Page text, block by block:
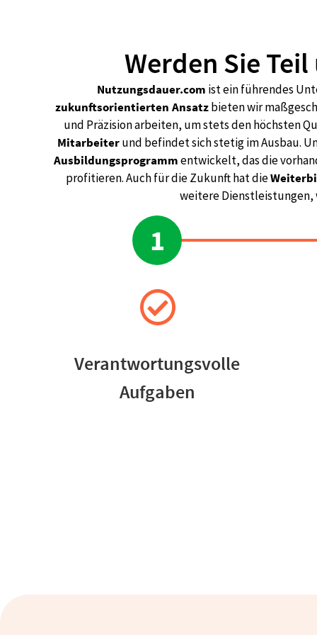
Werden Sie
Nutzungsdauer.com ist ein führendes
zukunftsorientierten Ansatzbieten wir
und Präzision arbeiten, um stets den höchsten
Mitarbeiterund befindet sich stetig im Ausbau.
Ausbildungsprogrammentwickelt, das die
profitieren. Auch für die Zukunft hat die
weitere
1
Verantwortungsvolle
Aufgaben